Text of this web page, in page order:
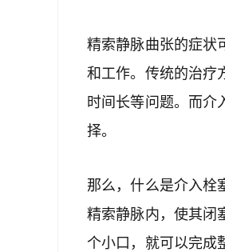
精索静脉曲张的症状
和工作。传统的治疗
时间长等问题。而介
择。
那么，什么是介入栓
精索静脉内，使其闭
个小口，就可以完成